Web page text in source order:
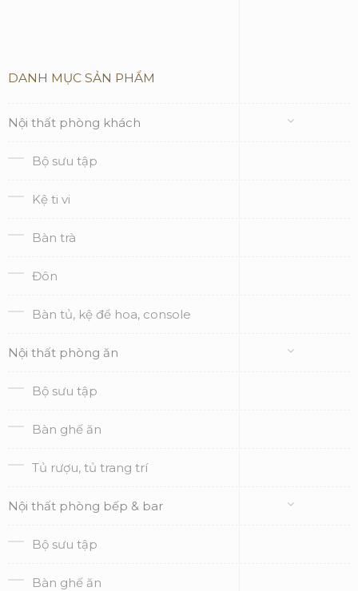
DANH MỤC SẢN PHẨM
Nội thất phòng khách
Bộ sưu tập
Kệ ti vi
Bàn trà
Đôn
Bàn tủ, kệ để hoa, console
Nội thất phòng ăn
Bộ sưu tập
Bàn ghế ăn
Tủ rượu, tủ trang trí
Nội thất phòng bếp & bar
Bộ sưu tập
Bàn ghế ăn